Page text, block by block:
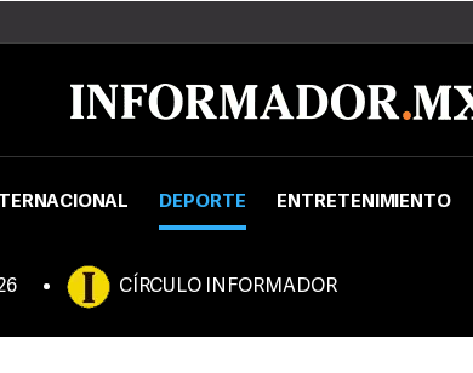
DEPORTE ENTRETENIMIENTO
CÍRCULO INFORMADOR